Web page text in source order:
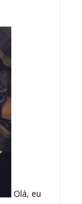
Olá, eu